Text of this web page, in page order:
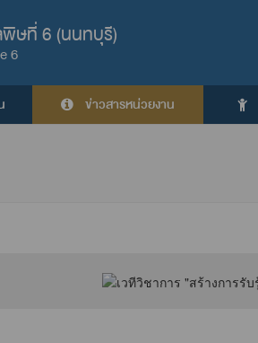
พิษที่ 6 (นนทบุรี)
6
ข่าวสารหน่วยงาน